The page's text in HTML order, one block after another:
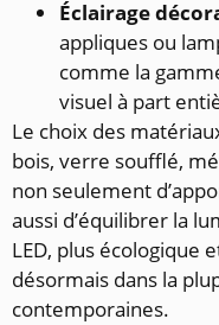
Éclairage
appliques ou
comme la
visuel à part
Le choix des
bois, verre soufflé,
non seulement
aussi d’équilibrer la
LED, plus écologique
désormais dans la
contemporaines.